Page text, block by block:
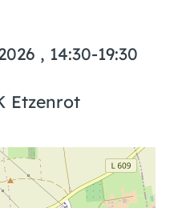
, 14:30-19:30
Etzenrot